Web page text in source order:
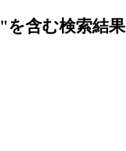
"を含む検索結果